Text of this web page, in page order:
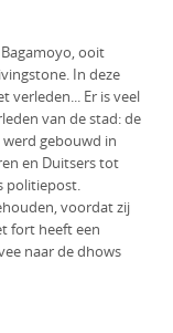
ooit
In deze
verleden... Er is veel
van de stad: de
gebouwd in
en Duitsers tot
politiepost.
voordat zij
fort heeft een
naar de dhows